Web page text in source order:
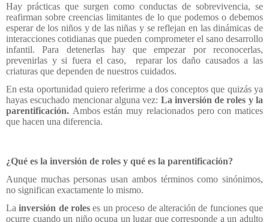
Hay prácticas que surgen como conductas de sobrevivencia, se
reafirman sobre creencias limitantes de lo que podemos o debemos
esperar de los niños y de las niñas y se reflejan en las dinámicas de
interacciones cotidianas que pueden comprometer el sano desarrollo
infantil. Para detenerlas hay que empezar por reconocerlas,
prevenirlas y si fuera el caso, reparar los daño causados a las
criaturas que dependen de nuestros cuidados.
En esta oportunidad quiero referirme a dos conceptos que quizás ya
hayas escuchado mencionar alguna vez: La inversión de roles y la
parentificación. Ambos están muy relacionados pero con matices
que hacen una diferencia.
¿Qué es la inversión de roles y qué es la parentificación?
Aunque muchas personas usan ambos términos como sinónimos,
no significan exactamente lo mismo.
Lainversión de roles es un proceso de alteración de funciones que
ocurre cuando un niño ocupa un lugar que corresponde a un adulto